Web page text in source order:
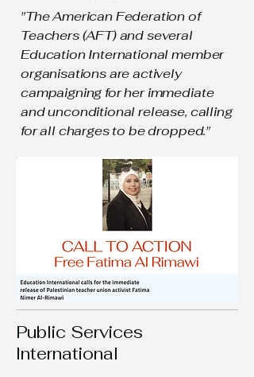
"The American Federation of
Teachers (AFT) and several
Education International member
organisations are actively
campaigning for her immediate
and unconditional release, calling
for all charges to be dropped."
Public Services
International